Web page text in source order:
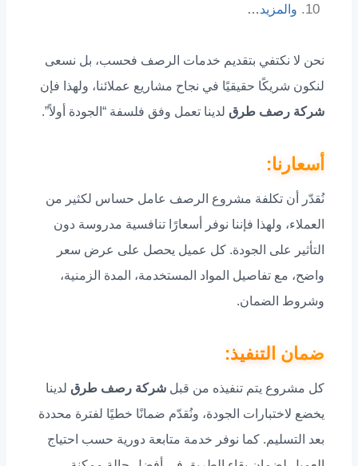
والمزيد…
نحن لا نكتفي بتقديم خدمات الرصف فحسب، بل نسعى
لنكون شريكًا حقيقيًا في نجاح مشاريع عملائنا، ولهذا فإن
شركة رصف طرق لدينا تعمل وفق فلسفة “الجودة أولاً”.
أسعارنا:
نُقدّر أن تكلفة مشروع الرصف عامل حساس لكثير من
العملاء، ولهذا فإننا نوفر أسعارًا تنافسية مدروسة دون
التأثير على الجودة. كل عميل يحصل على عرض سعر
واضح، مع تفاصيل المواد المستخدمة، المدة الزمنية،
وشروط الضمان.
ضمان التنفيذ:
كل مشروع يتم تنفيذه من قبل شركة رصف طرق لدينا
يخضع لاختبارات الجودة، ونُقدّم ضمانًا خطيًا لفترة محددة
بعد التسليم. كما نوفر خدمة متابعة دورية حسب احتياج